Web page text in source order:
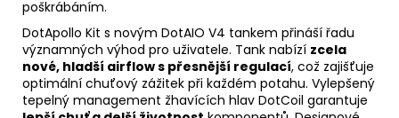
poškrábáním.
DotApollo Kit s novým DotAIO V4 tankem přináší řadu
významných výhod pro uživatele. Tank nabízí zcela
nové, hladší airflows přesnější regulací, což zajišťuje
optimální chuťový zážitek při každém potahu. Vylepšený
tepelný management žhavících hlav DotCoil garantuje